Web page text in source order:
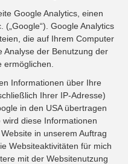
Google Analytics, einen
Google Analytics
die auf Ihrem Computer
Analyse der Benutzung der
ermöglichen.
Informationen über Ihre
Ihrer IP-Adresse)
in den USA übertragen
diese Informationen
in unserem Auftrag
Websiteaktivitäten für mich
mit der Websitenutzung